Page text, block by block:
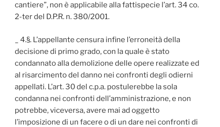
cantiere”, non è applicabile alla fattispecie l’art. 34 co.
2-ter del D.P.R. n. 380/2001.
_ 4.§. L’appellante censura infine l’erroneità della
decisione di primo grado, con la quale è stato
condannato alla demolizione delle opere realizzate ed
al risarcimento del danno nei confronti degli odierni
appellati. L’art. 30 del c.p.a. postulerebbe la sola
condanna nei confronti dell’amministrazione, e non
potrebbe, viceversa, avere mai ad oggetto
l’imposizione di un facere o di un dare nei confronti di